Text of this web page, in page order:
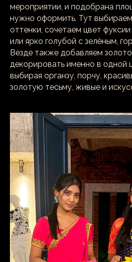
мероприятии, и подобрана
нужно оформить. Тут
оттенки, сочетаем цвет
или ярко голубой с зелёным,
Везде также добавляем
декорировать именно в одной
выбирая органзу, порчу,
золотую тесьму, живые и